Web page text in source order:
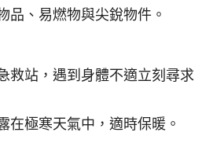
品、易燃物與尖銳物件。
救站，遇到身體不適立刻尋求
在極寒天氣中，適時保暖。